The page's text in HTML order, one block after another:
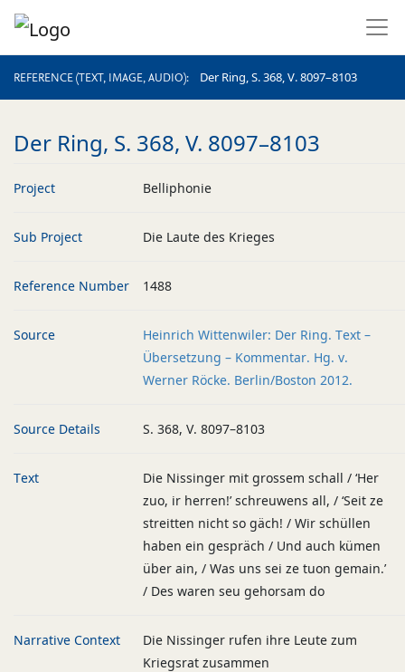
REFERENCE (TEXT, IMAGE, AUDIO) Der Ring, S. 368, V. 8097–8103
REFERENCE (TEXT, IMAGE, AUDIO)
Der Ring, S. 368, V. 8097–8103
Project Belliphonie
Sub Project Die Laute des Krieges
Reference Number 1488
Source
Heinrich Wittenwiler: Der Ring. Text –
Übersetzung – Kommentar. Hg. v.
Werner Röcke. Berlin/Boston 2012.
Source Details S. 368, V. 8097–8103
Text
Die Nissinger mit grossem schall / ‘Her
zuo, ir herren!’ schreuwens all, / ‘Seit ze
streitten nicht so gäch! / Wir schüllen
haben ein gespräch / Und auch kümen
über ain, / Was uns sei ze tuon gemain.’
/ Des waren seu gehorsam do
Narrative Context
Die Nissinger rufen ihre Leute zum
Kriegsrat zusammen